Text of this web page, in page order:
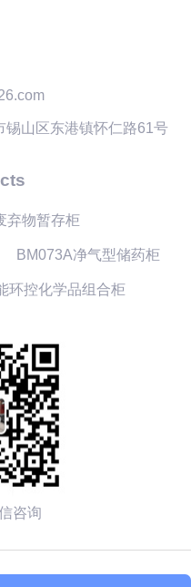
锡山区东港镇怀仁路61号
弃物暂存柜
BM073A净气型储药柜
环控化学品组合柜
咨询